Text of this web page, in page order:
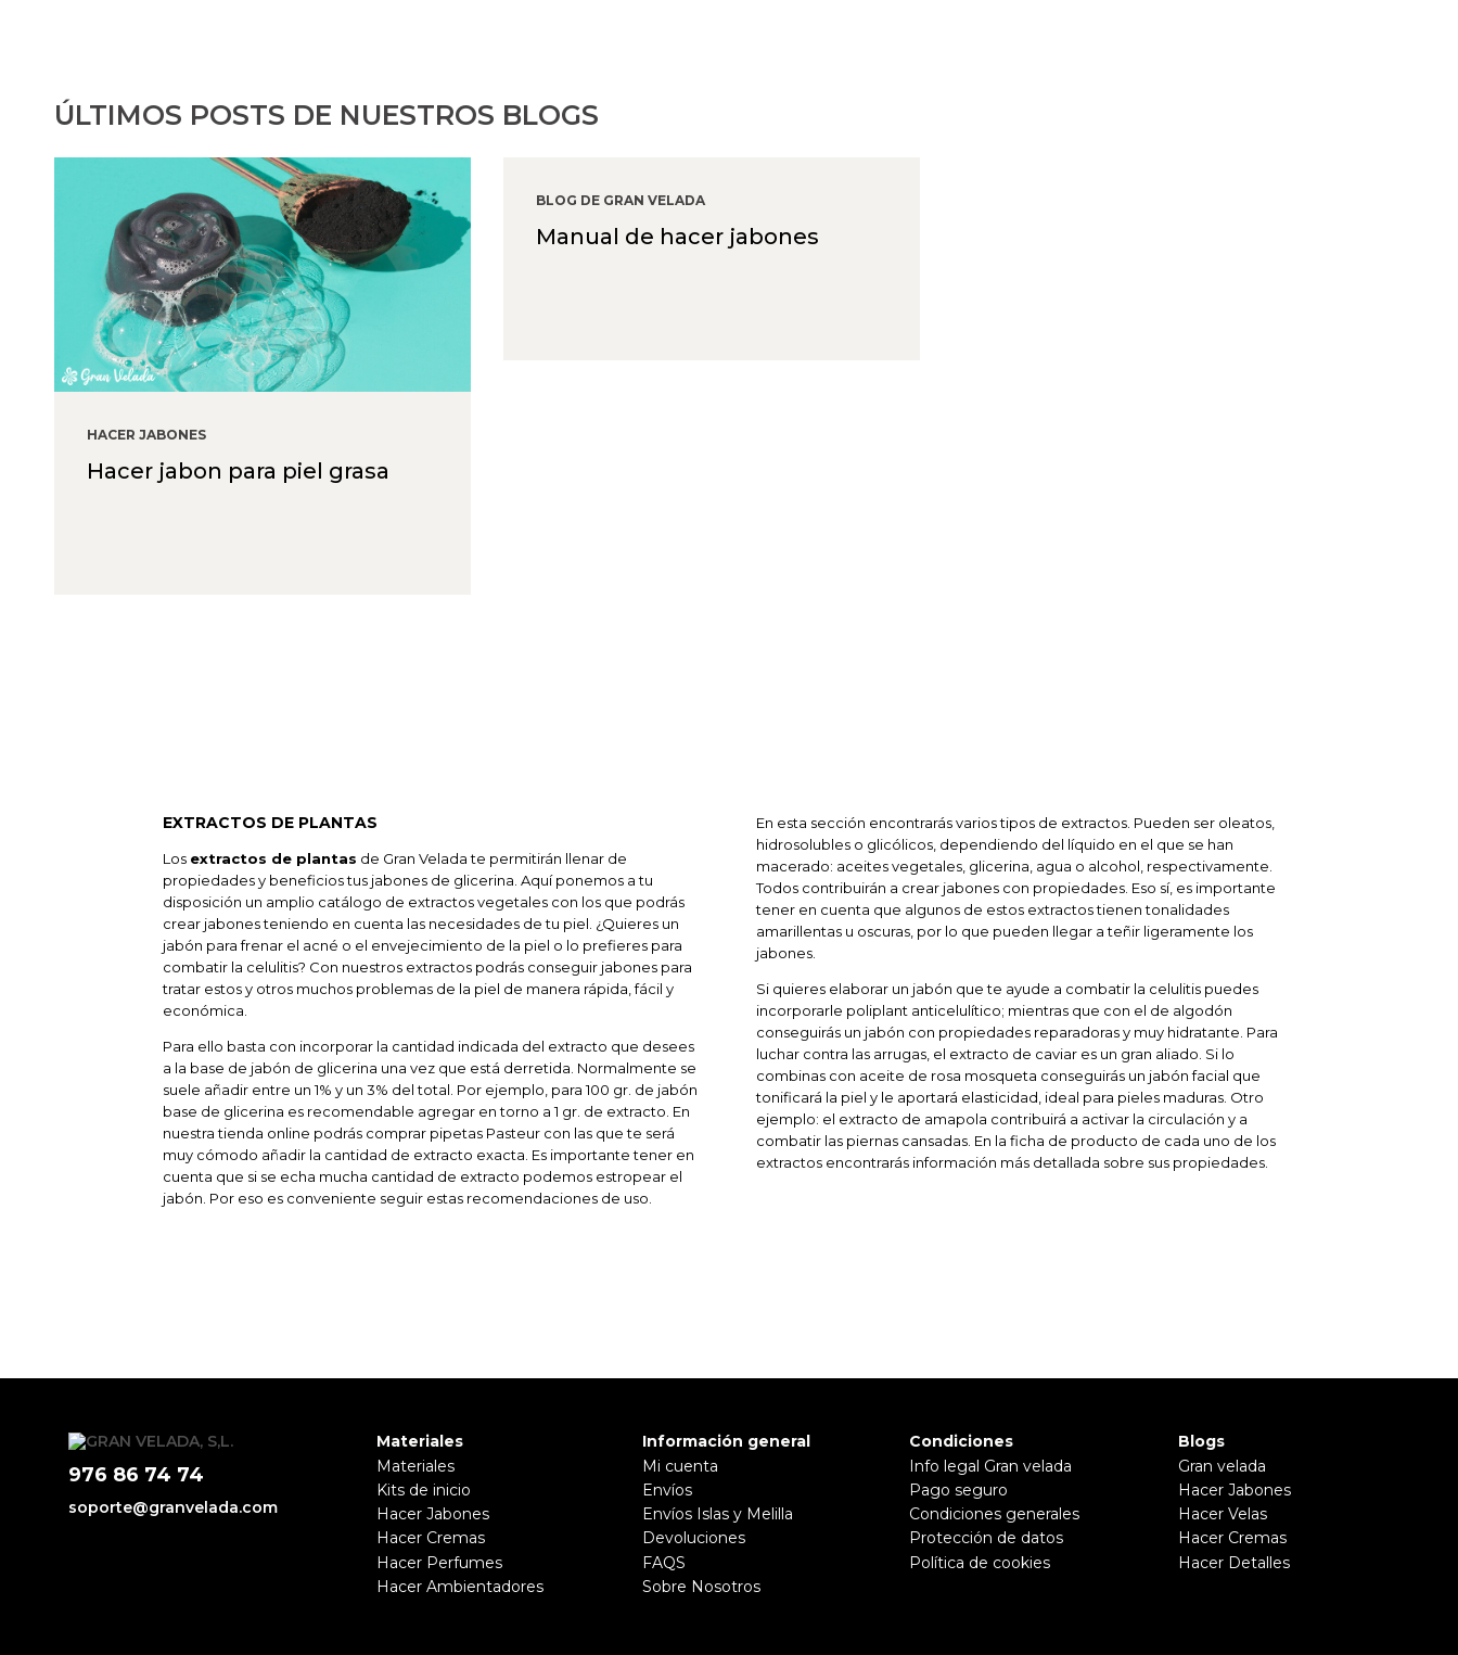
ÚLTIMOS POSTS DE NUESTROS BLOGS
HACER JABONES
Hacer jabon para piel grasa
BLOG DE GRAN VELADA
Manual de hacer jabones
EXTRACTOS DE PLANTAS
Los extractos de plantas de Gran Velada te permitirán llenar de
propiedades y beneficios tus jabones de glicerina. Aquí ponemos a tu
disposición un amplio catálogo de extractos vegetales con los que podrás
crear jabones teniendo en cuenta las necesidades de tu piel. ¿Quieres un
jabón para frenar el acné o el envejecimiento de la piel o lo prefieres para
combatir la celulitis? Con nuestros extractos podrás conseguir jabones para
tratar estos y otros muchos problemas de la piel de manera rápida, fácil y
económica.
Para ello basta con incorporar la cantidad indicada del extracto que desees
a la base de jabón de glicerina una vez que está derretida. Normalmente se
suele añadir entre un 1% y un 3% del total. Por ejemplo, para 100 gr. de jabón
base de glicerina es recomendable agregar en torno a 1 gr. de extracto. En
nuestra tienda online podrás comprar pipetas Pasteur con las que te será
muy cómodo añadir la cantidad de extracto exacta. Es importante tener en
cuenta que si se echa mucha cantidad de extracto podemos estropear el
jabón. Por eso es conveniente seguir estas recomendaciones de uso.
En esta sección encontrarás varios tipos de extractos. Pueden ser oleatos,
hidrosolubles o glicólicos, dependiendo del líquido en el que se han
macerado: aceites vegetales, glicerina, agua o alcohol, respectivamente.
Todos contribuirán a crear jabones con propiedades. Eso sí, es importante
tener en cuenta que algunos de estos extractos tienen tonalidades
amarillentas u oscuras, por lo que pueden llegar a teñir ligeramente los
jabones.
Si quieres elaborar un jabón que te ayude a combatir la celulitis puedes
incorporarle poliplant anticelulítico; mientras que con el de algodón
conseguirás un jabón con propiedades reparadoras y muy hidratante. Para
luchar contra las arrugas, el extracto de caviar es un gran aliado. Si lo
combinas con aceite de rosa mosqueta conseguirás un jabón facial que
tonificará la piel y le aportará elasticidad, ideal para pieles maduras. Otro
ejemplo: el extracto de amapola contribuirá a activar la circulación y a
combatir las piernas cansadas. En la ficha de producto de cada uno de los
extractos encontrarás información más detallada sobre sus propiedades.
976 86 74 74
soporte@granvelada.com
Materiales
Materiales
Kits de inicio
Hacer Jabones
Hacer Cremas
Hacer Perfumes
Hacer Ambientadores
Información general
Mi cuenta
Envíos
Envíos Islas y Melilla
Devoluciones
FAQS
Sobre Nosotros
Condiciones
Info legal Gran velada
Pago seguro
Condiciones generales
Protección de datos
Política de cookies
Blogs
Gran velada
Hacer Jabones
Hacer Velas
Hacer Cremas
Hacer Detalles